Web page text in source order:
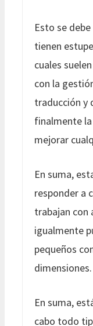
Esto se
tienen
cuales
con la
traducción y
finalmente
mejorar
En suma,
responder a
trabajan con
igualmente
pequeños
dimensiones.
En suma,
cabo todo